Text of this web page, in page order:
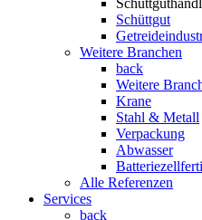
Schüttgut
Weitere Branchen
back
Weitere
Krane
Stahl & Metall
Verpackung
Abwasser
Alle Referenzen
Services
back